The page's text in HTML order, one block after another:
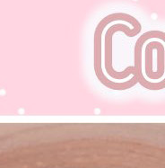
ン (1箱2枚)、乱視用カラコ
安乱視用カラコン、韓国乱
ン、乱視用カラーコンタク
ーズ (トリカ)
メイクシリ
ン (1箱2枚)、乱視用カラコ
安乱視用カラコン、韓国乱
ン、乱視用カラーコンタク
Neovision